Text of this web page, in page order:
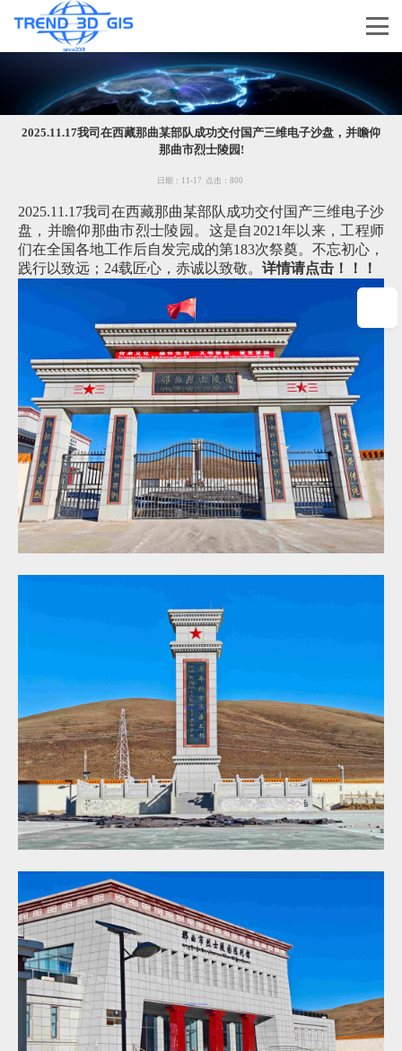
2025.11.17我司在西藏那曲某部队成功交付国产三维电子沙盘，并瞻仰
那曲市烈士陵园!
日期： 11-17 点击： 800
2025.11.17我司在西藏那曲某部队成功交付国产三维电子沙
盘，并瞻仰那曲市烈士陵园。这是自2021年以来，工程师
们在全国各地工作后自发完成的第183次祭奠。不忘初心，
践行以致远；24载匠心，赤诚以致敬。 详情请点击！！！